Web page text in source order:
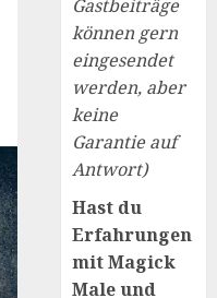
Gastbeiträge
können gern
eingesendet
werden, aber
keine
Garantie auf
Antwort)
Hast du
Erfahrungen
mit Magick
Male und